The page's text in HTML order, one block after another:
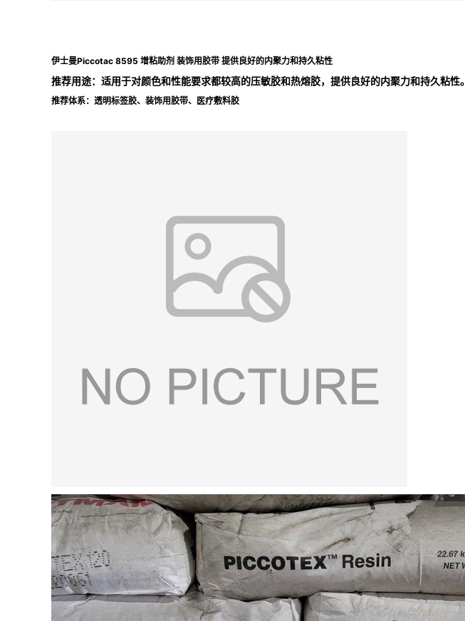
伊士曼Piccotac 8595 增粘助剂 装饰用胶带 提供良好的内聚力和持久粘性
推荐用途： 适用于对颜色和性能要求都较高的压敏胶和热熔胶，提供良好的内聚力和持久粘性。
推荐体系： 透明标签胶、装饰用胶带、医疗敷料胶